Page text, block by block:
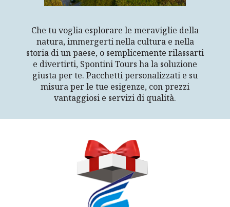
Che tu voglia esplorare le meraviglie della
natura, immergerti nella cultura e nella
storia di un paese, o semplicemente rilassarti
e divertirti, Spontini Tours ha la soluzione
giusta per te. Pacchetti personalizzati e su
misura per le tue esigenze, con prezzi
vantaggiosi e servizi di qualità.